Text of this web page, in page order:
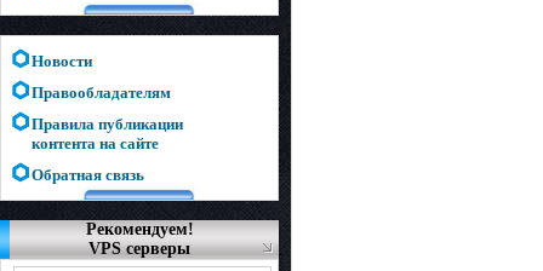
Новости
Правообладателям
Правила публикации
контента на сайте
Обратная связь
Рекомендуем!
VPS серверы